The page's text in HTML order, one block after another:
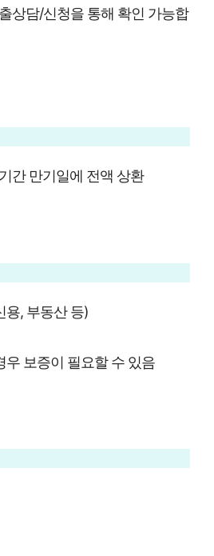
상담/신청을 통해 확인 가능합
간 만기일에 전액 상환
용, 부동산 등)
우 보증이 필요할 수 있음